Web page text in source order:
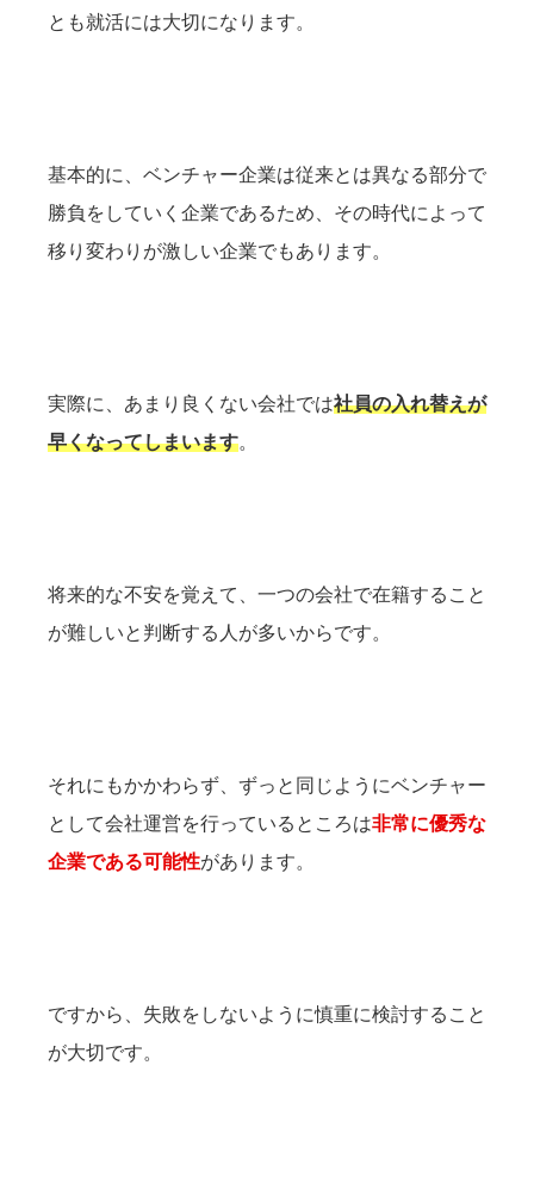
とも就活には大切になります。
基本的に、ベンチャー企業は従来とは異なる部分で
勝負をしていく企業であるため、その時代によって
移り変わりが激しい企業でもあります。
実際に、あまり良くない会社では社員の入れ替えが
早くなってしまいます。
将来的な不安を覚えて、一つの会社で在籍すること
が難しいと判断する人が多いからです。
それにもかかわらず、ずっと同じようにベンチャー
として会社運営を行っているところは非常に優秀な
企業である可能性があります。
ですから、失敗をしないように慎重に検討すること
が大切です。